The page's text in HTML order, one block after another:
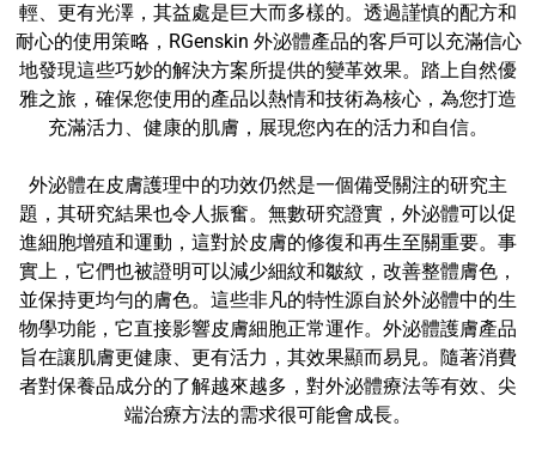
輕、更有光澤，其益處是巨大而多樣的。透過謹慎的配方和
耐心的使用策略，RGenskin 外泌體產品的客戶可以充滿信心
地發現這些巧妙的解決方案所提供的變革效果。踏上自然優
雅之旅，確保您使用的產品以熱情和技術為核心，為您打造
充滿活力、健康的肌膚，展現您內在的活力和自信。
外泌體在皮膚護理中的功效仍然是一個備受關注的研究主
題，其研究結果也令人振奮。無數研究證實，外泌體可以促
進細胞增殖和運動，這對於皮膚的修復和再生至關重要。事
實上，它們也被證明可以減少細紋和皺紋，改善整體膚色，
並保持更均勻的膚色。這些非凡的特性源自於外泌體中的生
物學功能，它直接影響皮膚細胞正常運作。外泌體護膚產品
旨在讓肌膚更健康、更有活力，其效果顯而易見。隨著消費
者對保養品成分的了解越來越多，對外泌體療法等有效、尖
端治療方法的需求很可能會成長。